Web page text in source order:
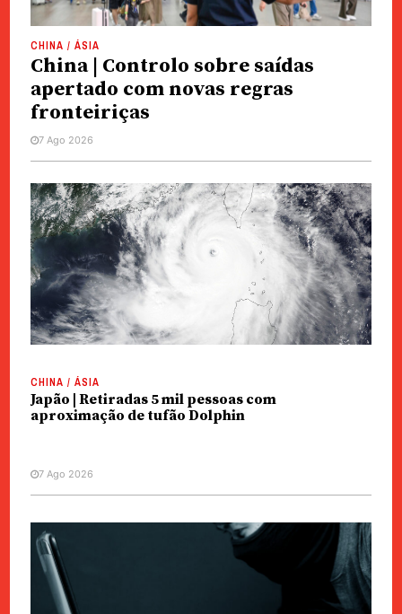
CHINA / ÁSIA
China | Controlo sobre saídas
apertado com novas regras
fronteiriças
7 Ago 2026
CHINA / ÁSIA
Japão | Retiradas 5 mil pessoas com
aproximação de tufão Dolphin
7 Ago 2026